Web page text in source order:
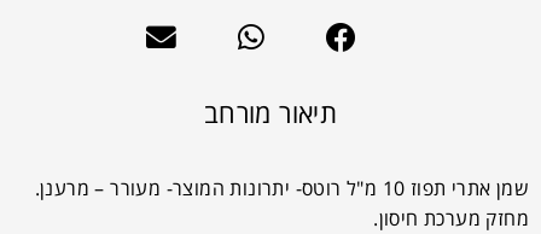
תיאור מורחב
שמן אתרי תפוז 10 מ"ל רוטס- יתרונות המוצר- מעורר – מרענן.
מחזק מערכת חיסון.